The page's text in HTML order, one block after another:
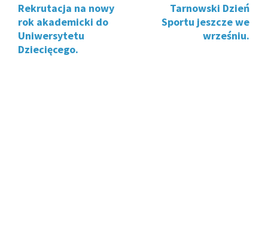
Rekrutacja na nowy
rok akademicki do
Uniwersytetu
Dziecięcego.
Tarnowski Dzień
Sportu jeszcze we
wrześniu.